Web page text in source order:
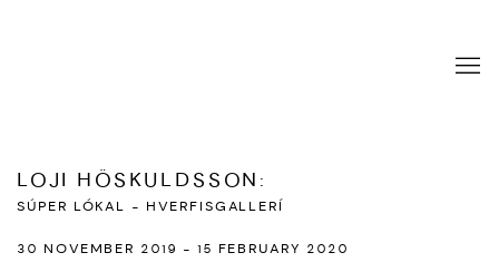
LOJI HÖSKULDSSON :
SÚPER LÓKAL - HVERFISGALLERÍ
30 NOVEMBER 2019 - 15 FEBRUARY 2020